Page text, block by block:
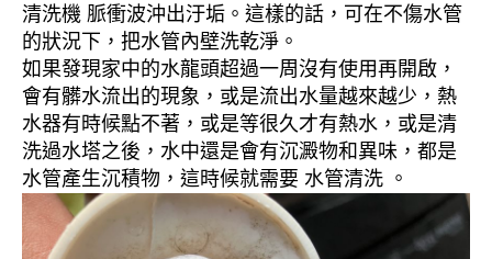
清洗機 脈衝波沖出汙垢。這樣的話，可在不傷水管
的狀況下，把水管內壁洗乾淨。
如果發現家中的水龍頭超過一周沒有使用再開啟，
會有髒水流出的現象，或是流出水量越來越少，熱
水器有時候點不著，或是等很久才有熱水，或是清
洗過水塔之後，水中還是會有沉澱物和異味，都是
水管產生沉積物，這時候就需要 水管清洗 。